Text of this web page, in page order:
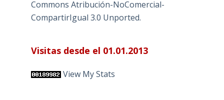
Commons Atribución-NoComercial-
CompartirIgual 3.0 Unported.
Visitas desde el 01.01.2013
View My Stats